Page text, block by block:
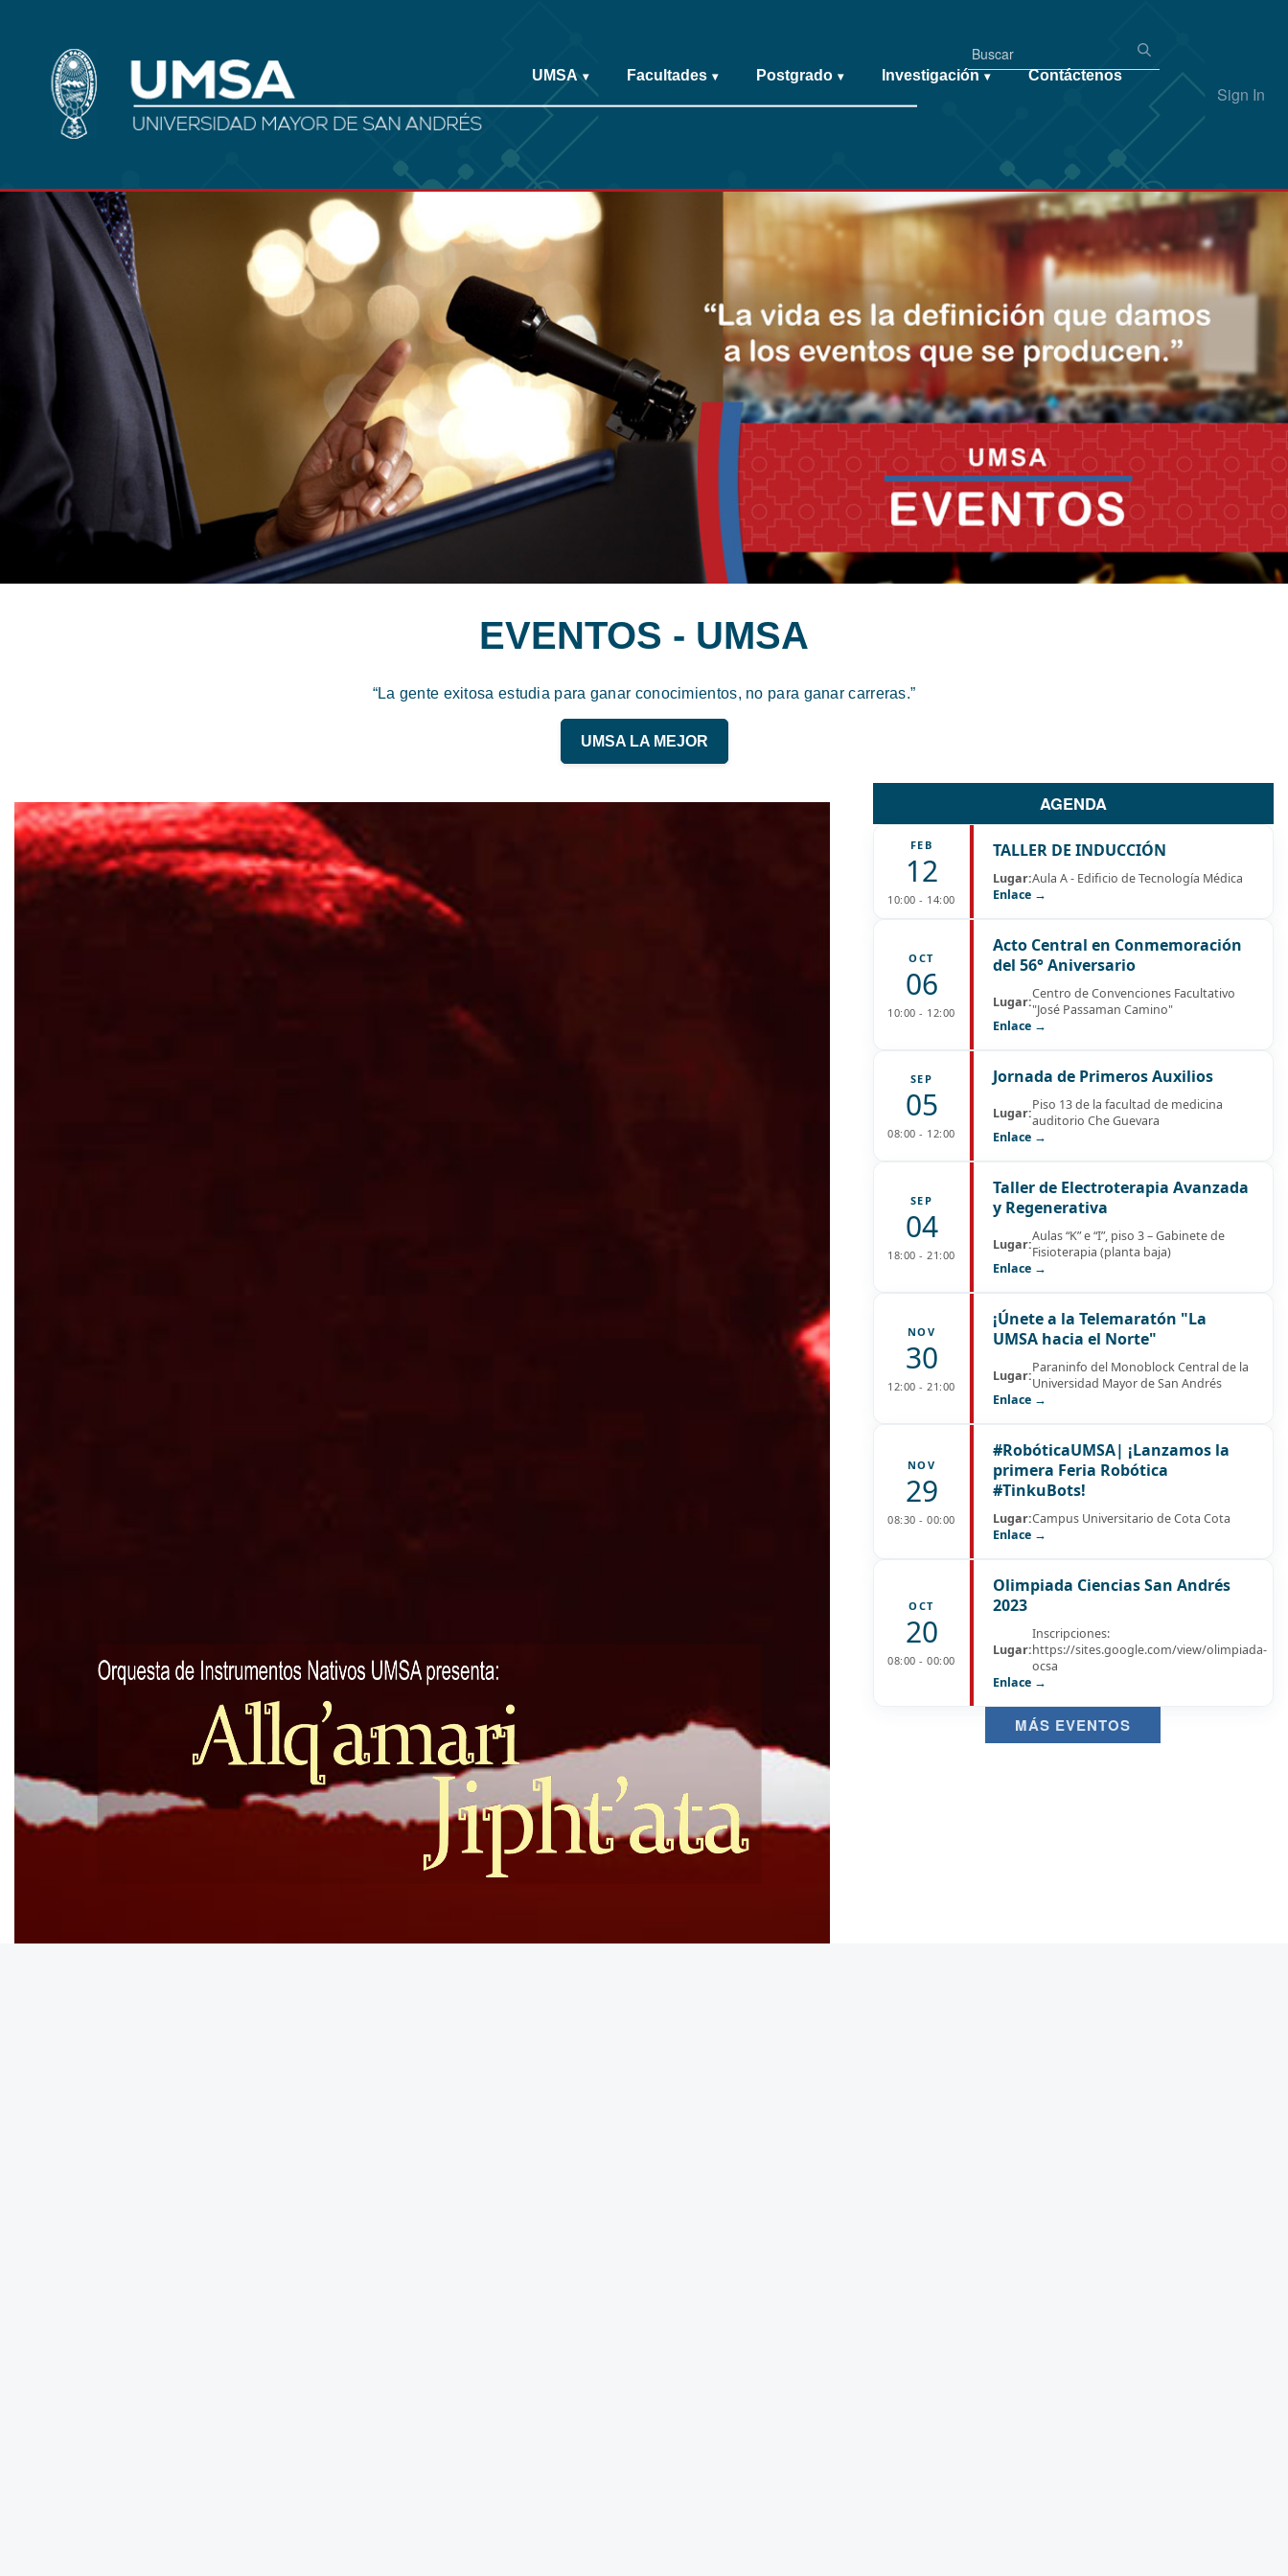
Sign In
UMSA ▾ Facultades ▾ Postgrado ▾ Investigación ▾ Contáctenos
EVENTOS - UMSA
“La gente exitosa estudia para ganar conocimientos, no para ganar carreras.”
UMSA LA MEJOR
AGENDA
FEB
12
10:00 - 14:00
TALLER DE INDUCCIÓN
Lugar:Aula A - Edificio de Tecnología Médica
Enlace →
OCT
06
10:00 - 12:00
Acto Central en Conmemoración
del 56° Aniversario
Lugar:Centro de Convenciones Facultativo
"José Passaman Camino"
Enlace →
SEP
05
08:00 - 12:00
Jornada de Primeros Auxilios
Lugar:Piso 13 de la facultad de medicina
auditorio Che Guevara
Enlace →
SEP
04
18:00 - 21:00
Taller de Electroterapia Avanzada
y Regenerativa
Lugar:Aulas “K” e “I”, piso 3 – Gabinete de
Fisioterapia (planta baja)
Enlace →
NOV
30
12:00 - 21:00
¡Únete a la Telemaratón "La
UMSA hacia el Norte"
Lugar:Paraninfo del Monoblock Central de la
Universidad Mayor de San Andrés
Enlace →
NOV
29
08:30 - 00:00
#RobóticaUMSA| ¡Lanzamos la
primera Feria Robótica
#TinkuBots!
Lugar:Campus Universitario de Cota Cota
Enlace →
OCT
20
08:00 - 00:00
Olimpiada Ciencias San Andrés
2023
Lugar:
Inscripciones:
https://sites.google.com/view/olimpiada-
ocsa
Enlace →
MÁS EVENTOS